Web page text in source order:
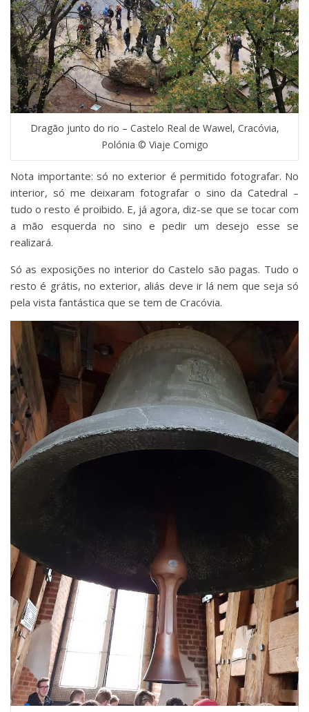
Dragão junto do rio – Castelo Real de Wawel, Cracóvia,
Polónia © Viaje Comigo
Nota importante: só no exterior é permitido fotografar. No
interior, só me deixaram fotografar o sino da Catedral –
tudo o resto é proibido. E, já agora, diz-se que se tocar com
a mão esquerda no sino e pedir um desejo esse se
realizará.
Só as exposições no interior do Castelo são pagas. Tudo o
resto é grátis, no exterior, aliás deve ir lá nem que seja só
pela vista fantástica que se tem de Cracóvia.